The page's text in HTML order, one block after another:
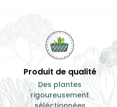
Produit de qualité
Des plantes
rigoureusement